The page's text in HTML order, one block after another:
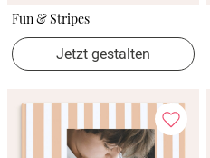
Fun & Stripes
Jetzt gestalten